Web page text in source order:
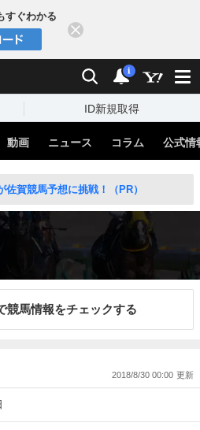
すぐわかる
検索 通知
i
ID新規取得
動画 ニュース コラム 公式情
賀競馬予想に挑戦！（PR）
競馬情報をチェックする
2018/8/30 00:00